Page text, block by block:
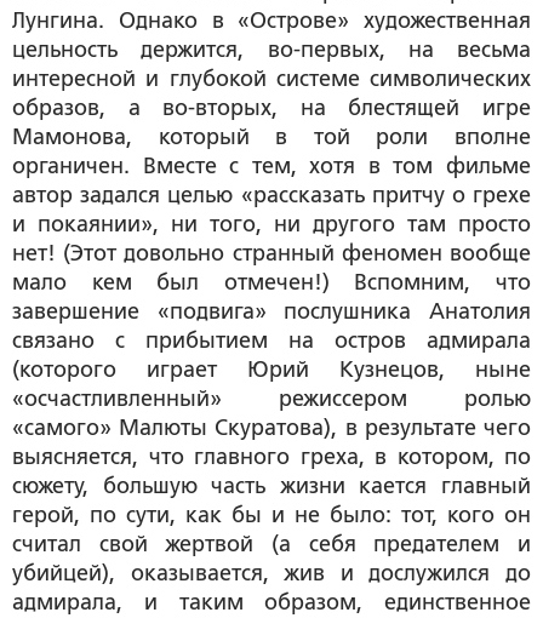
Лунгина. Однако в «Острове» художественная
цельность держится, во-первых, на весьма
интересной и глубокой системе символических
образов, а во-вторых, на блестящей игре
Мамонова, который в той роли вполне
органичен. Вместе с тем, хотя в том фильме
автор задался целью «рассказать притчу о грехе
и покаянии», ни того, ни другого там просто
нет! (Этот довольно странный феномен вообще
мало кем был отмечен!) Вспомним, что
завершение «подвига» послушника Анатолия
связано с прибытием на остров адмирала
(которого играет Юрий Кузнецов, ныне
«осчастливленный» режиссером ролью
«самого» Малюты Скуратова), в результате чего
выясняется, что главного греха, в котором, по
сюжету, большую часть жизни кается главный
герой, по сути, как бы и не было: тот, кого он
считал свой жертвой (а себя предателем и
убийцей), оказывается, жив и дослужился до
адмирала, и таким образом, единственное